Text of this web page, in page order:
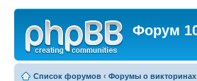
Форум
Список форумов ‹ Форумы о викторинах